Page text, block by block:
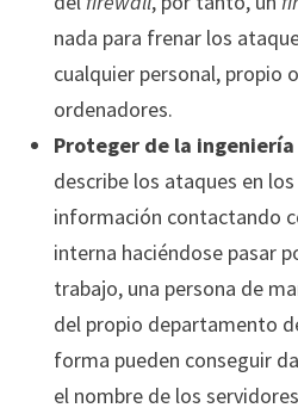
nada para frenar los
cualquier personal, propio
ordenadores.
Proteger de la
describe los ataques en
información contactando
interna haciéndose pasar
trabajo, una persona de
del propio departamento
forma pueden conseguir
el nombre de los